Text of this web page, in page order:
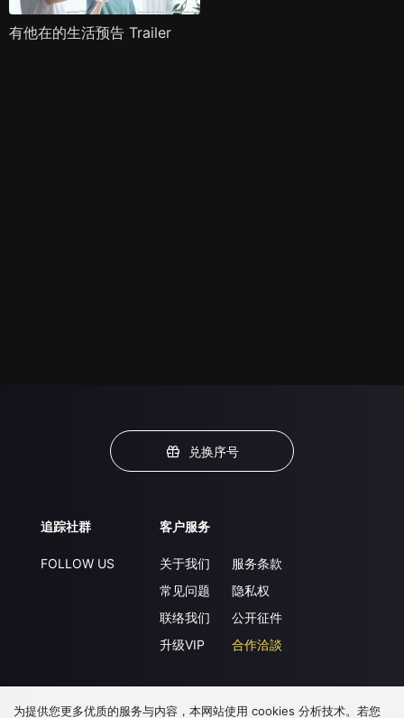
有他在的生活预告 Trailer
兑换序号
追踪社群
FOLLOW US
客户服务
关于我们
常见问题
联络我们
升级VIP
服务条款
隐私权
公开征件
合作洽談
下载 APP
为提供您更多优质的服务与内容，本网站使用 cookies 分析技术。若您